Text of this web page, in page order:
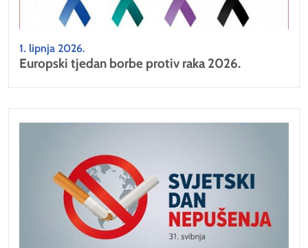
1. lipnja 2026.
Europski tjedan borbe protiv raka 2026.